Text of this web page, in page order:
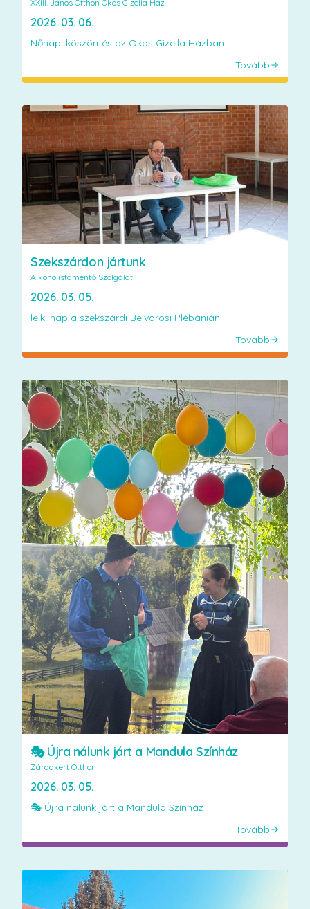
XXIII. János Otthon Okos Gizella Ház
2026. 03. 06.
Nőnapi köszöntés az Okos Gizella Házban
Tovább
Szekszárdon jártunk
Alkoholistamentő Szolgálat
2026. 03. 05.
lelki nap a szekszárdi Belvárosi Plébánián
Tovább
🎭 Újra nálunk járt a Mandula Színház
Zárdakert Otthon
2026. 03. 05.
🎭 Újra nálunk járt a Mandula Színház
Tovább